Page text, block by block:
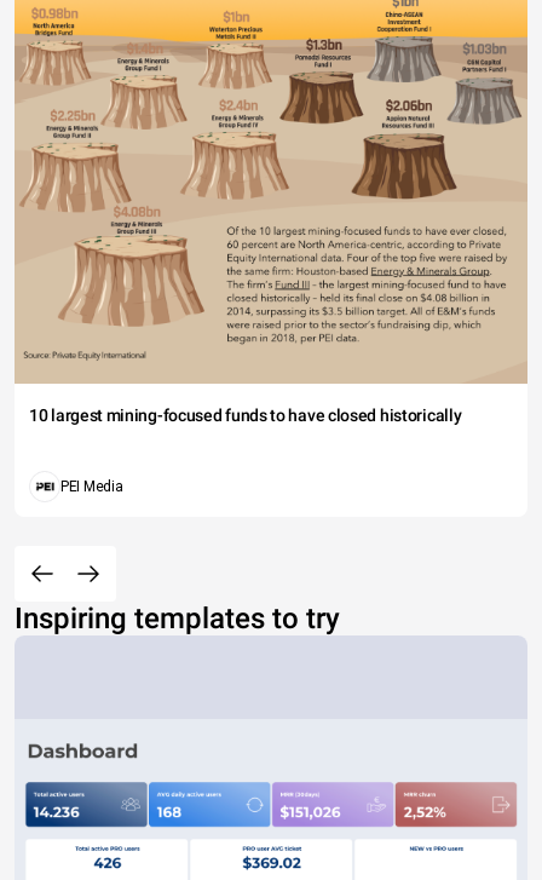
10 largest mining-focused funds to have closed historically
PEI Media
Inspiring templates to try